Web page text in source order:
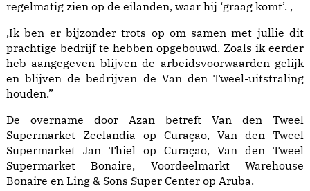
regelmatig zien op de eilanden, waar hij ‘graag komt’. ,
,Ik ben er bijzonder trots op om samen met jullie dit
prachtige bedrijf te hebben opgebouwd. Zoals ik eerder
heb aangegeven blijven de arbeidsvoorwaarden gelijk
en blijven de bedrijven de Van den Tweel-uitstraling
houden.”
De overname door Azan betreft Van den Tweel
Supermarket Zeelandia op Curaçao, Van den Tweel
Supermarket Jan Thiel op Curaçao, Van den Tweel
Supermarket Bonaire, Voordeelmarkt Warehouse
Bonaire en Ling & Sons Super Center op Aruba.